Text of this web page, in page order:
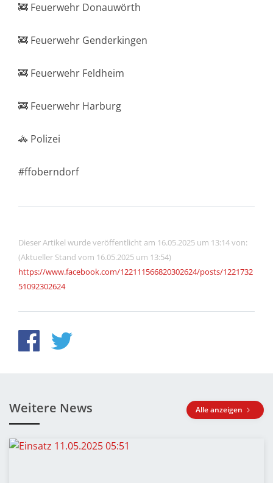
🚒 Feuerwehr Donauwörth
🚒 Feuerwehr Genderkingen
🚒 Feuerwehr Feldheim
🚒 Feuerwehr Harburg
🚓 Polizei
#ffoberndorf
Dieser Artikel wurde veröffentlicht am 16.05.2025 um 13:14 von:
(Aktueller Stand vom 16.05.2025 um 13:54)
https://www.facebook.com/122111566820302624/posts/1221732
51092302624
Weitere News Alle anzeigen